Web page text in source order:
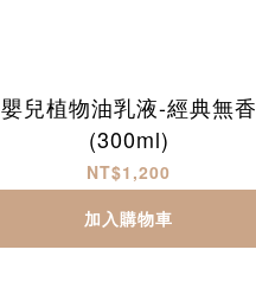
嬰兒植物油乳液-經典無香
(300ml)
NT$1,200
加入購物車